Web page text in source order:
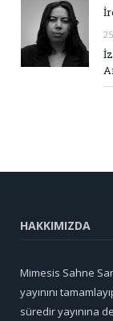
HAKKIMIZDA
Mimesis Sahne
yayınını
süredir yayınına